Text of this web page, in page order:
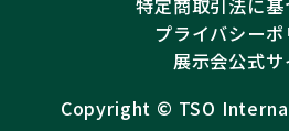
特定商取引法に
プライバシーポ
展示会公式サ
Copyright ©︎ TSO